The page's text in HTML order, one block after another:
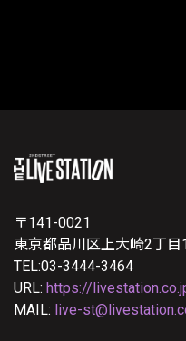
〒141-0021
東京都品川区上大崎2丁
TEL:03-3444-3464
URL: https://
MAIL: live-